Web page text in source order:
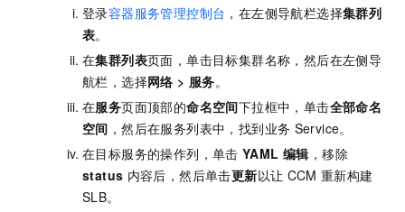
登录容器服务管理控制台 ，在左侧导航栏选择集群列
表。
在集群列表页面，单击目标集群名称，然后在左侧导
航栏，选择网络 > 服务。
在服务页面顶部的命名空间下拉框中，单击全部命名
空间 ，然后在服务列表中，找到业务 Service。
在目标服务的操作列，单击 YAML 编辑 ，移除
status 内容后，然后单击更新以让 CCM 重新构建
SLB。